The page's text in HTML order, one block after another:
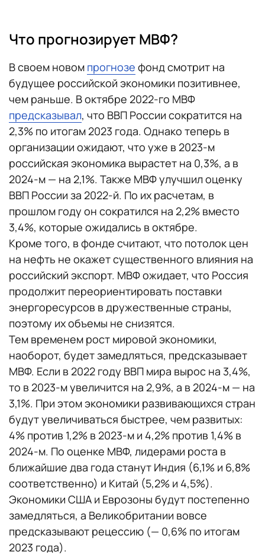
Что прогнозирует МВФ?
В своем новом прогнозе фонд смотрит на
будущее российской экономики позитивнее,
чем раньше. В октябре 2022-го МВФ
предсказывал, что ВВП России сократится на
2,3% по итогам 2023 года. Однако теперь в
организации ожидают, что уже в 2023-м
российская экономика вырастет на 0,3%, а в
2024-м — на 2,1%. Также МВФ улучшил оценку
ВВП России за 2022-й. По их расчетам, в
прошлом году он сократился на 2,2% вместо
3,4%, которые ожидались в октябре.
Кроме того, в фонде считают, что потолок цен
на нефть не окажет существенного влияния на
российский экспорт. МВФ ожидает, что Россия
продолжит переориентировать поставки
энергоресурсов в дружественные страны,
поэтому их объемы не снизятся.
Тем временем рост мировой экономики,
наоборот, будет замедляться, предсказывает
МВФ. Если в 2022 году ВВП мира вырос на 3,4%,
то в 2023-м увеличится на 2,9%, а в 2024-м — на
3,1%. При этом экономики развивающихся стран
будут увеличиваться быстрее, чем развитых:
4% против 1,2% в 2023-м и 4,2% против 1,4% в
2024-м. По оценке МВФ, лидерами роста в
ближайшие два года станут Индия (6,1% и 6,8%
соответственно) и Китай (5,2% и 4,5%).
Экономики США и Еврозоны будут постепенно
замедляться, а Великобритании вовсе
предсказывают рецессию (— 0,6% по итогам
2023 года).